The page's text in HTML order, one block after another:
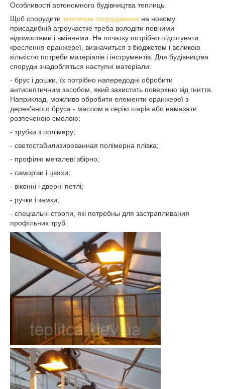
Особливості автономного будівництва теплиць.
Щоб спорудити тепличне спорудження на новому
присадибній агроучастке треба володіти певними
відомостями і вміннями. На початку потрібно підготувати
креслення оранжереї, визначиться з бюджетом і великою
кількістю потреби матеріалів і інструментів. Для будівництва
споруди знадобляться наступні матеріали:
- брус і дошки, їх потрібно напередодні обробити
антисептичним засобом, який захистить поверхню від гниття.
Наприклад, можливо обробити елементи оранжереї з
дерев'яного бруса - маслом в серію шарів або намазати
розпеченою смолою;
- трубки з полімеру;
- светостабилизированная полімерна плівка;
- профілю металеві збірно;
- саморізи і цвяхи;
- віконні і дверні петлі;
- ручки і замки;
- спеціальні стропи, які потребны для застрапливания
профільних труб.